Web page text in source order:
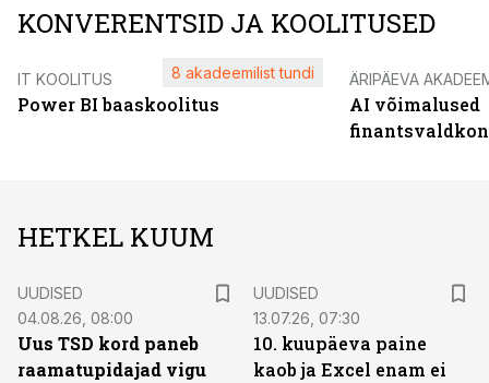
KONVERENTSID JA KOOLITUSED
IT KOOLITUS
Power BI baaskoolitus
8 akadeemilist tundi ÄRIPÄEVA
AI võimalused
HETKEL KUUM
UUDISED
04.08.26, 08:00
Uus TSD kord paneb
raamatupidajad vigu
UUDISED
13.07.26, 07:30
10. kuupäeva paine
kaob ja Excel enam ei